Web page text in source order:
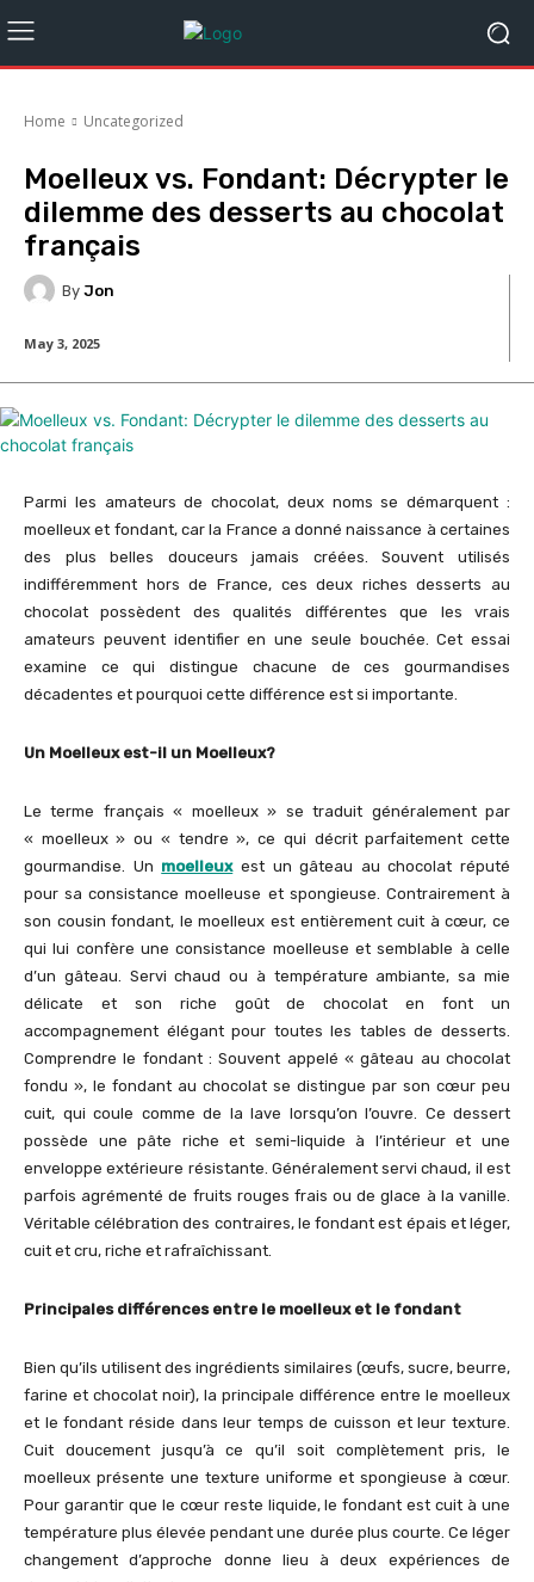
Home Uncategorized
Moelleux vs. Fondant: Décrypter le
dilemme des desserts au chocolat
français
By Jon
May 3, 2025
Parmi les amateurs de chocolat, deux noms se démarquent :
moelleux et fondant, car la France a donné naissance à certaines
des plus belles douceurs jamais créées. Souvent utilisés
indifféremment hors de France, ces deux riches desserts au
chocolat possèdent des qualités différentes que les vrais
amateurs peuvent identifier en une seule bouchée. Cet essai
examine ce qui distingue chacune de ces gourmandises
décadentes et pourquoi cette différence est si importante.
Un Moelleux est-il un Moelleux?
Le terme français « moelleux » se traduit généralement par
« moelleux » ou « tendre », ce qui décrit parfaitement cette
gourmandise. Un moelleuxest un gâteau au chocolat réputé
pour sa consistance moelleuse et spongieuse. Contrairement à
son cousin fondant, le moelleux est entièrement cuit à cœur, ce
qui lui confère une consistance moelleuse et semblable à celle
d’un gâteau. Servi chaud ou à température ambiante, sa mie
délicate et son riche goût de chocolat en font un
accompagnement élégant pour toutes les tables de desserts.
Comprendre le fondant : Souvent appelé « gâteau au chocolat
fondu », le fondant au chocolat se distingue par son cœur peu
cuit, qui coule comme de la lave lorsqu’on l’ouvre. Ce dessert
possède une pâte riche et semi-liquide à l’intérieur et une
enveloppe extérieure résistante. Généralement servi chaud, il est
parfois agrémenté de fruits rouges frais ou de glace à la vanille.
Véritable célébration des contraires, le fondant est épais et léger,
cuit et cru, riche et rafraîchissant.
Principales différences entre le moelleux et le fondant
Bien qu’ils utilisent des ingrédients similaires (œufs, sucre, beurre,
farine et chocolat noir), la principale différence entre le moelleux
et le fondant réside dans leur temps de cuisson et leur texture.
Cuit doucement jusqu’à ce qu’il soit complètement pris, le
moelleux présente une texture uniforme et spongieuse à cœur.
Pour garantir que le cœur reste liquide, le fondant est cuit à une
température plus élevée pendant une durée plus courte. Ce léger
changement d’approche donne lieu à deux expériences de